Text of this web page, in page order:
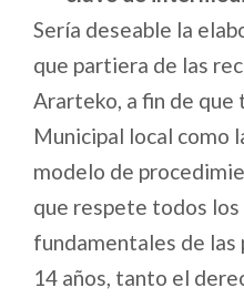
Sería deseable la
que partiera de las
Ararteko, a fin de que
Municipal local como
modelo de
que respete todos los
fundamentales de las
14 años, tanto el